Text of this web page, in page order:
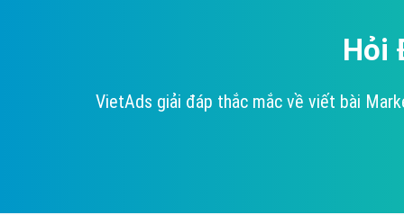
Hỏi
VietAds giải đáp thắc mắc về viết bài